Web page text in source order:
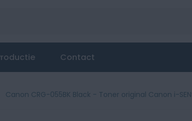
Contact
Canon CRG-055BK Black - Toner original Canon i-
i-SENSYS MF744Cdw, MF742Cdw,